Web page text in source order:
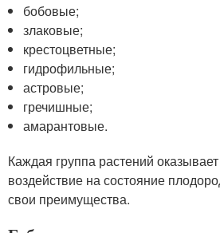
бобовые;
злаковые;
крестоцветные;
гидрофильные;
астровые;
гречишные;
амарантовые.
Каждая группа растений
воздействие на состояние
свои преимущества.